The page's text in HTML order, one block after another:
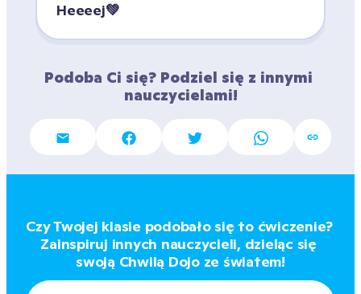
Heeeej💚
Podoba Ci się? Podziel się z innymi
nauczycielami!
Czy Twojej klasie podobało się to ćwiczenie?
Zainspiruj innych nauczycieli, dzieląc się
swoją Chwilą Dojo ze światem!